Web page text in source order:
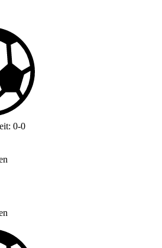
0-0